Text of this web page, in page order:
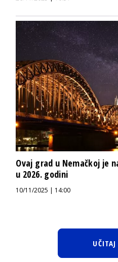
Ovaj grad u Nemačkoj je
u 2026. godini
10/11/2025 | 14:00
UČITAJ